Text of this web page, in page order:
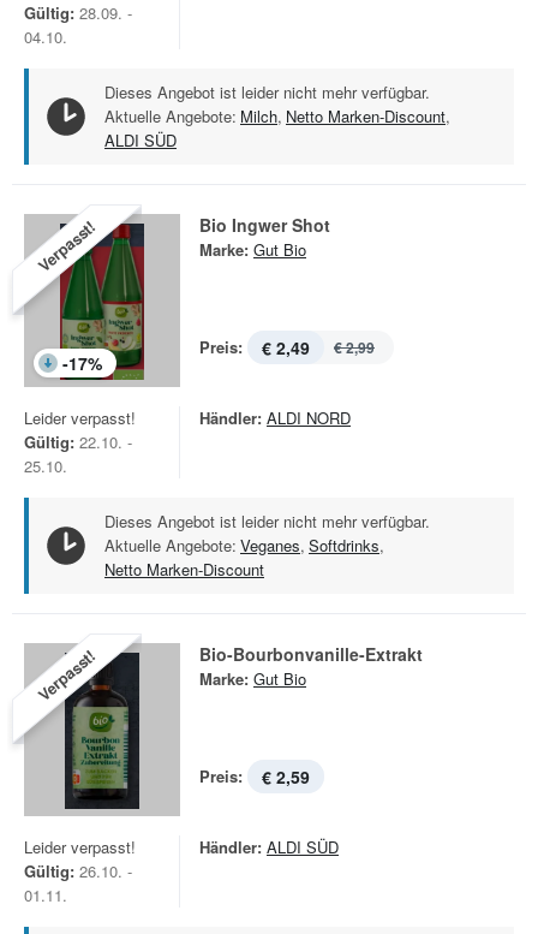
Gültig: 28.09. -
04.10.
Dieses Angebot ist leider nicht mehr verfügbar.
Aktuelle Angebote: Milch, Netto Marken-Discount,
ALDI SÜD
Verpasst!
-17%
Bio Ingwer Shot
Marke: Gut Bio
Preis: € 2,49 € 2,99
Leider verpasst!
Gültig: 22.10. -
25.10.
Händler: ALDI NORD
Dieses Angebot ist leider nicht mehr verfügbar.
Aktuelle Angebote: Veganes, Softdrinks,
Netto Marken-Discount
Verpasst! Bio-Bourbonvanille-Extrakt
Marke: Gut Bio
Preis: € 2,59
Leider verpasst!
Gültig: 26.10. -
01.11.
Händler: ALDI SÜD